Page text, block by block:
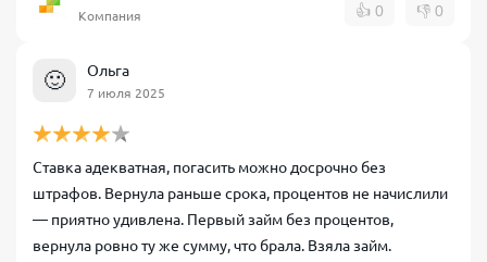
Компания 👍 0 👎 0
🙂 Ольга
7 июля 2025
Ставка адекватная, погасить можно досрочно без
штрафов. Вернула раньше срока, процентов не начислили
— приятно удивлена. Первый займ без процентов,
вернула ровно ту же сумму, что брала. Взяла займ.